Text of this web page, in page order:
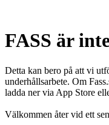
FASS är
Detta kan bero på att vi
underhållsarbete. Om
ladda ner via App Store
Välkommen åter vid ett